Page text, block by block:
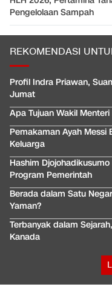
Pengelolaan Sampah
REKOMENDASI
Profil Indra Priawan,
Jumat
Apa Tujuan Wakil
Pemakaman Ayah Messi
Keluarga
Hashim
Program Pemerintah
Berada dalam Satu
Yaman?
Terbanyak dalam
Kanada